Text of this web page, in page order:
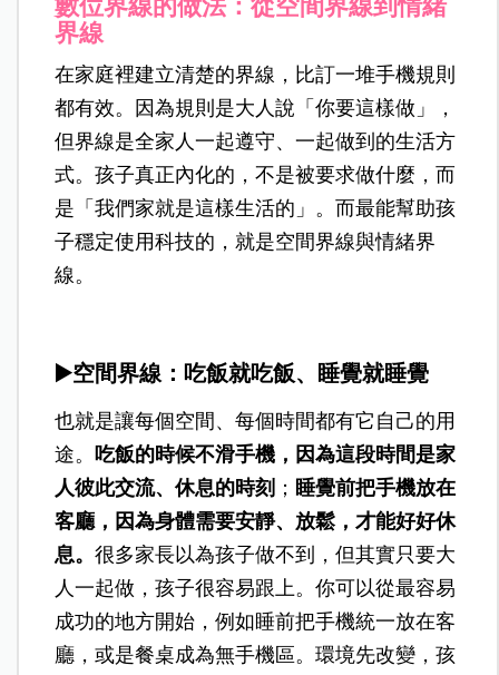
數位界線的做法：從空間界線到情緒
界線
在家庭裡建立清楚的界線，比訂一堆手機規則
都有效。因為規則是大人說「你要這樣做」，
但界線是全家人一起遵守、一起做到的生活方
式。孩子真正內化的，不是被要求做什麼，而
是「我們家就是這樣生活的」。而最能幫助孩
子穩定使用科技的，就是空間界線與情緒界
線。
▶️空間界線：吃飯就吃飯、睡覺就睡覺
也就是讓每個空間、每個時間都有它自己的用
途。 吃飯的時候不滑手機，因為這段時間是家
人彼此交流、休息的時刻 ； 睡覺前把手機放在
客廳，因為身體需要安靜、放鬆，才能好好休
息。很多家長以為孩子做不到，但其實只要大
人一起做，孩子很容易跟上。你可以從最容易
成功的地方開始，例如睡前把手機統一放在客
廳，或是餐桌成為無手機區。環境先改變，孩